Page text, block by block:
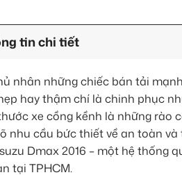
tin chi tiết
nhân những chiếc bán tải
hay thậm chí là chinh phục
xe cồng kềnh là những rào
nhu cầu bức thiết về an toàn và
Dmax 2016 – một hệ thống
tại TPHCM.